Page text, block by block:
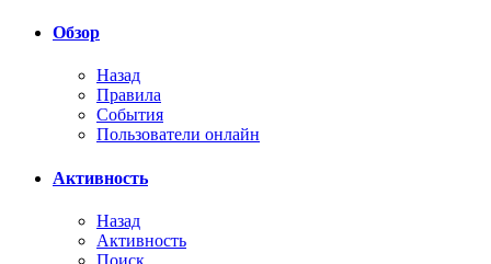
Обзор
Назад
Правила
События
Пользователи онлайн
Активность
Назад
Активность
Поиск